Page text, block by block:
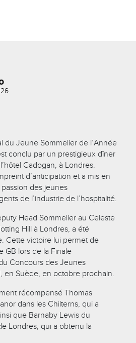
du Jeune Sommelier de l’Année
conclu par un prestigieux dîner
Cadogan, à Londres.
d’anticipation et a mis en
des jeunes
de l’industrie de l’hospitalité.
Head Sommelier au Celeste
Hill à Londres, a été
Cette victoire lui permet de
GB lors de la Finale
Concours des Jeunes
en Suède, en octobre prochain.
récompensé Thomas
dans les Chilterns, qui a
que Barnaby Lewis du
Londres, qui a obtenu la